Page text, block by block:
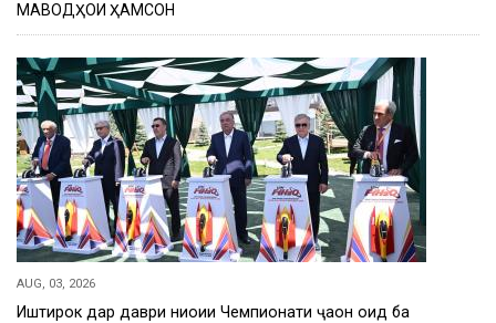
МАВОДҲОИ ҲАМСОН
AUG, 03, 2026
Иштирок дар даври ниҳоии Чемпионати ҷаҳон оид ба